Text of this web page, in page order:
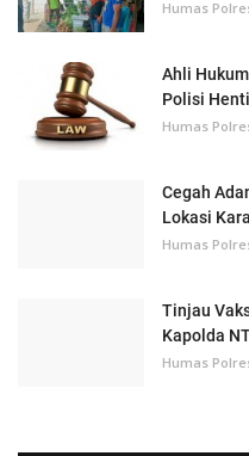
Humas
Ahli
Polisi
Humas
Cegah
Lokasi
Humas
Tinjau
Kapolda
Humas